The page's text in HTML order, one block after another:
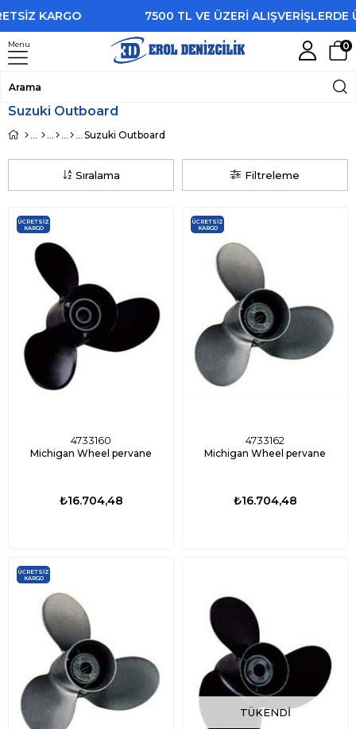
KARGO 7500 TL VE ÜZERİ ALIŞVERİŞLERDE
Menu 0
Suzuki Outboard
Suzuki Outboard
Filtreleme
Sıralama
4733160
Michigan Wheel pervane
₺16.704,48
ÜCRETSIZ
KARGO
4733162
Michigan Wheel pervane
₺16.704,48
ÜCRETSIZ
KARGO
ÜCRETSIZ
KARGO
TÜKENDI